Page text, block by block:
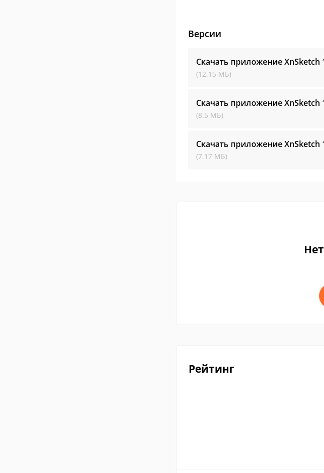
Версии
Скачать приложение XnSketch
(12.15 МБ)
Скачать приложение XnSketch
(8.5 МБ)
Скачать приложение XnSketch
(7.17 МБ)
Рейтинг